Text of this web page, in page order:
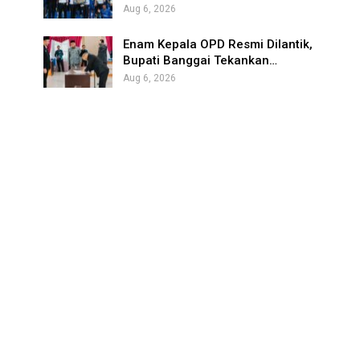
Aug 6, 2026
Enam Kepala OPD Resmi Dilantik,
Bupati Banggai Tekankan…
Aug 6, 2026